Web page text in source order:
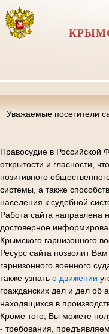
Уважаемые посетители
Правосудие в Российской
открытости и гласности,
позитивного
системы, а также
населения к судебной
Работа сайта направлена
достоверное
Крымского гарнизонного
Ресурс сайта позволит
гарнизонного военного
также узнать о движении
гражданских дел и дел об
находящихся в
Кроме того, Вы можете
- требования,